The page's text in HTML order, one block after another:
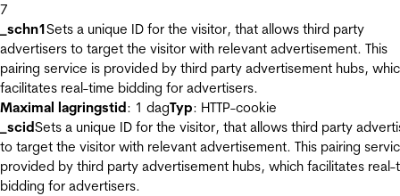
7
_schn1Sets a unique ID for the visitor, that allows third party
advertisers to target the visitor with relevant advertisement. This
pairing service is provided by third party advertisement hubs,
facilitates real-time bidding for advertisers.
Maximal lagringstid: 1 dagTyp: HTTP-cookie
_scidSets a unique ID for the visitor, that allows third party
to target the visitor with relevant advertisement. This pairing
provided by third party advertisement hubs, which facilitates real-
bidding for advertisers.